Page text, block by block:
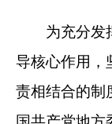
党政工作相协调
担当精神，使每
部各司其职、各
作分工调整如下